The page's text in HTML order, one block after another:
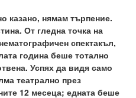
казано, нямам търпение.
От гледна точка на
спектакъл,
година беше тотално
Успях да видя само
театрално през
12 месеца; едната беше